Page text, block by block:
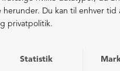
i Europa